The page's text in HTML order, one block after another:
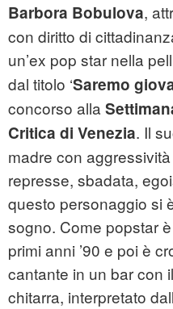
Barbora Bobulova,
con diritto di
un’ex pop star nella
dal titolo ‘Saremo
concorso alla
Critica di Venezia. Il
madre con
represse, sbadata,
questo personaggio si
sogno. Come popstar
primi anni ’90 e poi è
cantante in un bar con
chitarra, interpretato